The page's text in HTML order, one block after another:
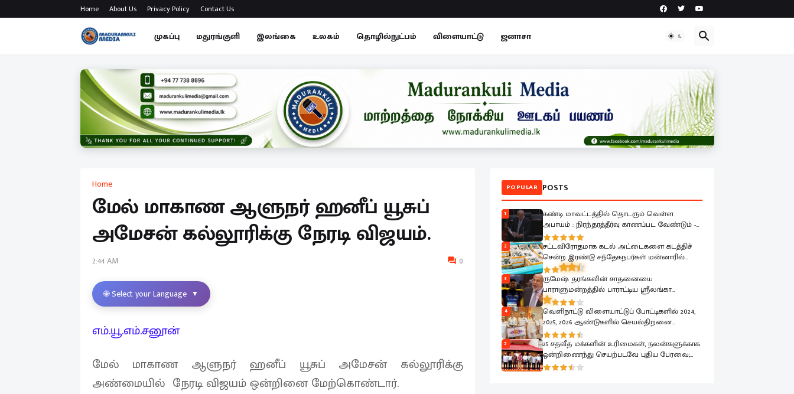
Home About Us Privacy Policy Contact Us
முகப்பு மதுரங்குளி இலங்கை உலகம் தொழில்நுட்பம் விளையாட்டு ஜனாசா
Home
மேல் மாகாண ஆளுநர் ஹனீப் யூசுப்
அமேசன் கல்லூரிக்கு நேரடி விஜயம்.
2:44 AM 0
🌐 Select your Language ▼
எம்.யூ.எம்.சனூன்
மேல் மாகாண ஆளுநர் ஹனீப் யூசுப் அமேசன் கல்லூரிக்கு
அண்மையில் நேரடி விஜயம் ஒன்றினை மேற்கொண்டார்.
POPULAR POSTS
1
கண்டி மாவட்டத்தில் தொடரும் வெள்ள
அபாயம் : நிரந்தரத்தீர்வு காணப்பட வேண்டும் -
பாராளுமன்றத்தில் ரவூப் ஹக்கீம் வலியுறுத்தல்
2
சட்டவிரோதமாக கடல் அட்டைகளை கடத்திச்
சென்ற இரண்டு சந்தேகநபர்கள் மன்னாரில்
கைது
3
ருமேஷ் தரங்கவின் சாதனையை
பாராளுமன்றத்தில் பாராட்டிய ஸ்ரீலங்கா
முஸ்லிம் காங்கிரஸ் தலைவர் ரவூப் ஹக்கீம்
4
வெளிநாட்டு விளையாட்டுப் போட்டிகளில் 2024,
2025, 2026 ஆண்டுகளில் செயல்திறனை
வெளிப்படுத்திய கடற்படை வீரர்கள் கௌரவிப்பு
5
25 சதவீத மக்களின் உரிமைகள், நலன்களுக்காக
ஒன்றிணைந்து செயற்படவே புதிய பேரவை;
இந்திய உயர்ஸ்தானிகரிடம் எடுத்துரைப்பு.!